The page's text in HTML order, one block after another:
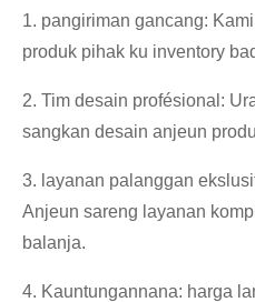
1. pangiriman gancang:
produk pihak ku inventory
2. Tim desain profésional:
sangkan desain anjeun
3. layanan palanggan
Anjeun sareng layanan
balanja.
4. Kauntungannana: harga